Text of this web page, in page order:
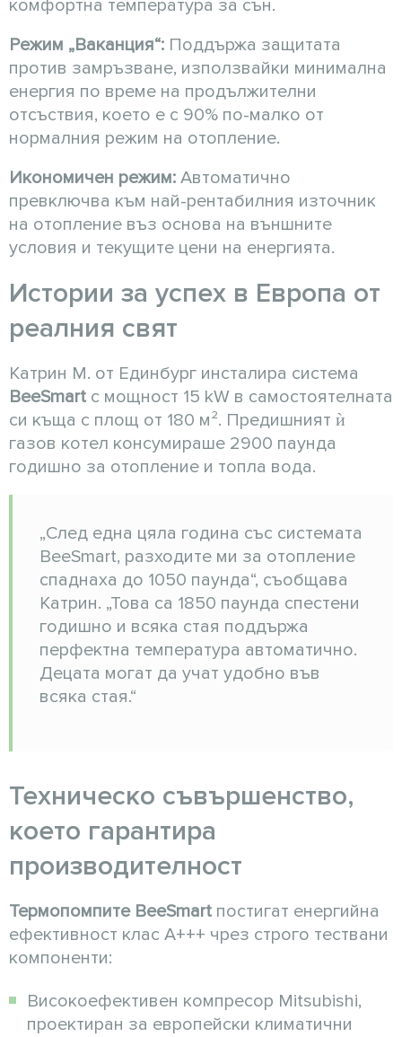
комфортна температура за сън.
Режим „Ваканция“: Поддържа защитата
против замръзване, използвайки минимална
енергия по време на продължителни
отсъствия, което е с 90% по-малко от
нормалния режим на отопление.
Икономичен режим: Автоматично
превключва към най-рентабилния източник
на отопление въз основа на външните
условия и текущите цени на енергията.
Истории за успех в Европа от
реалния свят
Катрин М. от Единбург инсталира система
BeeSmart с мощност 15 kW в самостоятелната
си къща с площ от 180 м². Предишният ѝ
газов котел консумираше 2900 паунда
годишно за отопление и топла вода.
„След една цяла година със системата
BeeSmart, разходите ми за отопление
спаднаха до 1050 паунда“, съобщава
Катрин. „Това са 1850 паунда спестени
годишно и всяка стая поддържа
перфектна температура автоматично.
Децата могат да учат удобно във
всяка стая.“
Техническо съвършенство,
което гарантира
производителност
Термопомпите BeeSmart постигат енергийна
ефективност клас A+++ чрез строго тествани
компоненти:
Високоефективен компресор Mitsubishi,
проектиран за европейски климатични